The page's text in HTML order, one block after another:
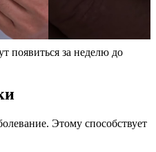
появиться за неделю до
Этому способствует